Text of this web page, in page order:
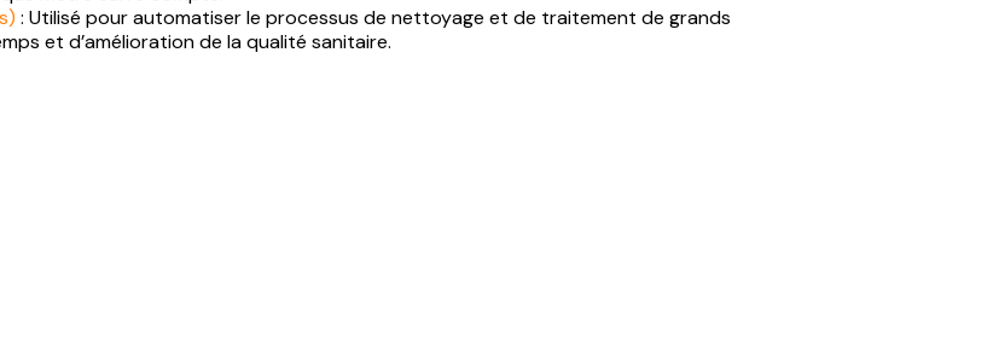
: Utilisé pour automatiser le processus de nettoyage et de traitement de grands
et d’amélioration de la qualité sanitaire.